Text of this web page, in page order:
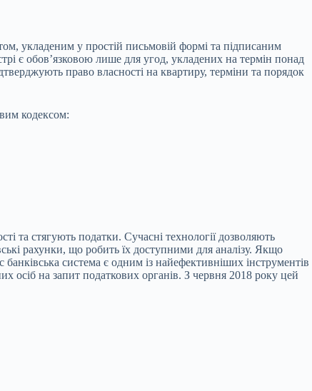
укладеним у простій письмовій формі та підписаним
є обов’язковою лише для угод, укладених на термін понад
право власності на квартиру, терміни та порядок
кодексом:
та стягують податки. Сучасні технології дозволяють
рахунки, що робить їх доступними для аналізу. Якщо
система є одним із найефективніших інструментів
осіб на запит податкових органів. З червня 2018 року цей